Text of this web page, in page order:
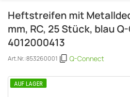
Q-Connect
Heftstreifen mit
mm, RC, 25 Stück, blau Q-
4012000413
Art.Nr.:853260001
AUF LAGER